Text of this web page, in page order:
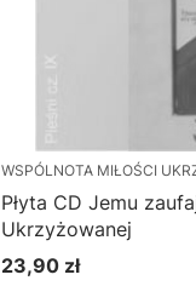
WSPÓLNOTA MIŁOŚCI
Płyta CD Jemu
Ukrzyżowanej
Cena
23,90 zł